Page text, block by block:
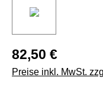
82,50 €
Preise inkl. MwSt.